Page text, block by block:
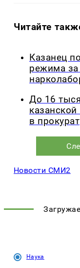
Читайте
Казанец
режима
До 16
в
Новости СМИ2
Наука